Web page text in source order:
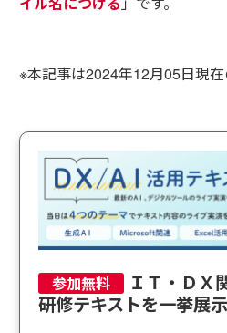
※本記事は2024年12月05日現在
ＩＴ・ＤＸ
研修テキストを一挙展示